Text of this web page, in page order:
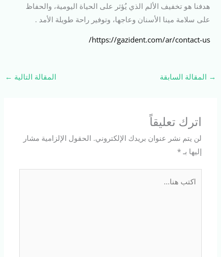
هدفنا هو تخفيف الألم الذي يُؤثر على الحياة اليومية، والحفاظ
على سلامة مينا الأسنان وعاجها، وتوفير راحة طويلة الأمد .
https://gazident.com/ar/contact-us/
→ المقالة السابقة المقالة التالية ←
اترك تعليقاً
لن يتم نشر عنوان بريدك الإلكتروني. الحقول الإلزامية مشار
إليها بـ*